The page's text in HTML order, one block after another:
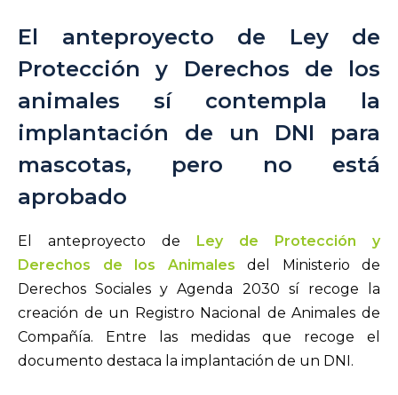
El anteproyecto de Ley de
Protección y Derechos de los
animales sí contempla la
implantación de un DNI para
mascotas, pero no está
aprobado
El anteproyecto de Ley de Protección y
Derechos de los Animales del Ministerio de
Derechos Sociales y Agenda 2030 sí recoge la
creación de un Registro Nacional de Animales de
Compañía. Entre las medidas que recoge el
documento destaca la implantación de un DNI.